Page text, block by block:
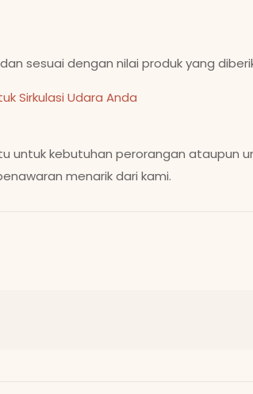
sesuai dengan nilai produk yang
Sirkulasi Udara Anda
untuk kebutuhan perorangan ataupun
menarik dari kami.